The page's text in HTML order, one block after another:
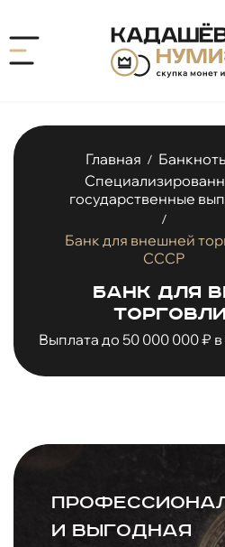
Главная /
государственные
/
Банк для внешней
СССР
Банк для
Выплата до 50 000 000 ₽
и выгодная